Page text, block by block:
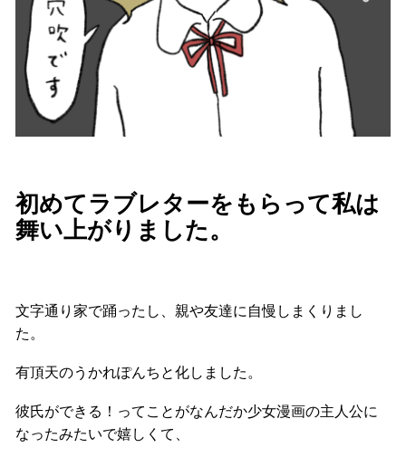
初めてラブレターをもらって私は
舞い上がりました。
文字通り家で踊ったし、親や友達に自慢しまくりまし
た。
有頂天のうかれぽんちと化しました。
彼氏ができる！ってことがなんだか少女漫画の主人公に
なったみたいで嬉しくて、